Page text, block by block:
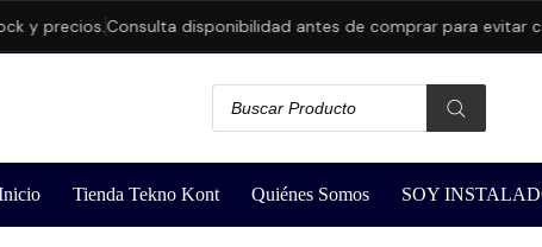
Consulta disponibilidad antes de comprar para evitar
Tienda Tekno Kont Quiénes Somos SOY